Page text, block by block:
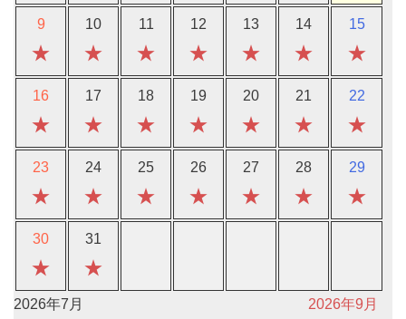
9
★
10
★
11
★
12
★
13
★
14
★
15
★
16
★
17
★
18
★
19
★
20
★
21
★
22
★
23
★
24
★
25
★
26
★
27
★
28
★
29
★
30
★
31
★
2026年7月 2026年9月